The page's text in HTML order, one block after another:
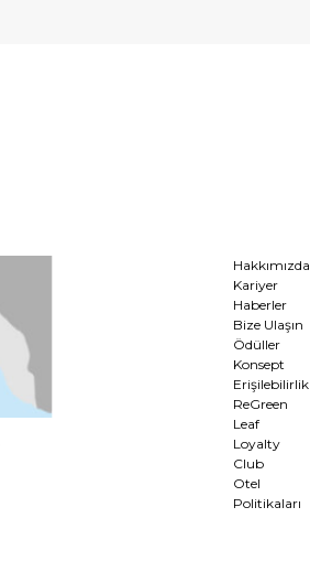
Hakkımızda
Kariyer
Haberler
Bize Ulaşın
Ödüller
Konsept
Erişilebilirlik
ReGreen
Leaf
Loyalty
Club
Otel
Politikaları